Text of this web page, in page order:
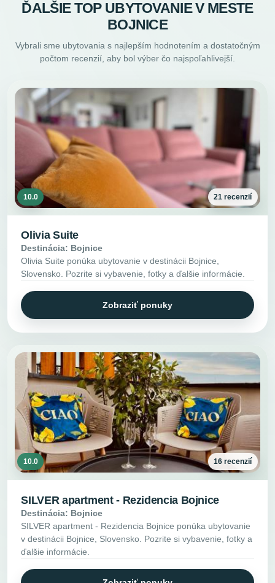
ĎALŠIE TOP UBYTOVANIE V MESTE
BOJNICE
Vybrali sme ubytovania s najlepším hodnotením a dostatočným
počtom recenzií, aby bol výber čo najspoľahlivejší.
10.0 21 recenzií
Olivia Suite
Destinácia: Bojnice
Olivia Suite ponúka ubytovanie v destinácii Bojnice,
Slovensko. Pozrite si vybavenie, fotky a ďalšie informácie.
Zobraziť ponuky
10.0 16 recenzií
SILVER apartment - Rezidencia Bojnice
Destinácia: Bojnice
SILVER apartment - Rezidencia Bojnice ponúka ubytovanie
v destinácii Bojnice, Slovensko. Pozrite si vybavenie, fotky a
ďalšie informácie.